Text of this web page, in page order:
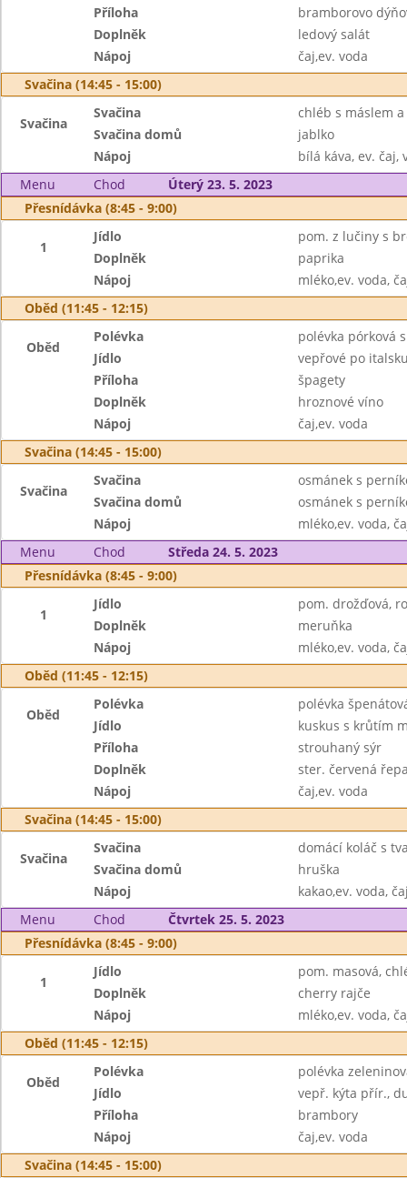
Příloha
bramborovo
Doplněk
ledový salát
Nápoj
čaj,ev. voda
Svačina (14:45 - 15:00)
Svačina
Svačina
chléb s máslem
Svačina domů
jablko
Nápoj
bílá káva, ev. čaj,
Menu
Chod
Úterý 23. 5. 2023
Přesnídávka (8:45 - 9:00)
1
Jídlo
pom. z lučiny s
Doplněk
paprika
Nápoj
mléko,ev. voda,
Oběd (11:45 - 12:15)
Oběd
Polévka
polévka pórková
Jídlo
vepřové po
Příloha
špagety
Doplněk
hroznové víno
Nápoj
čaj,ev. voda
Svačina (14:45 - 15:00)
Svačina
Svačina
osmánek s
Svačina domů
osmánek s
Nápoj
mléko,ev. voda,
Menu
Chod
Středa 24. 5. 2023
Přesnídávka (8:45 - 9:00)
1
Jídlo
pom. drožďová,
Doplněk
meruňka
Nápoj
mléko,ev. voda,
Oběd (11:45 - 12:15)
Oběd
Polévka
polévka
Jídlo
kuskus s krůtím
Příloha
strouhaný sýr
Doplněk
ster. červená
Nápoj
čaj,ev. voda
Svačina (14:45 - 15:00)
Svačina
Svačina
domácí koláč s
Svačina domů
hruška
Nápoj
kakao,ev. voda,
Menu
Chod
Čtvrtek 25. 5. 2023
Přesnídávka (8:45 - 9:00)
1
Jídlo
pom. masová,
Doplněk
cherry rajče
Nápoj
mléko,ev. voda,
Oběd (11:45 - 12:15)
Oběd
Polévka
polévka
Jídlo
vepř. kýta přír.,
Příloha
brambory
Nápoj
čaj,ev. voda
Svačina (14:45 - 15:00)